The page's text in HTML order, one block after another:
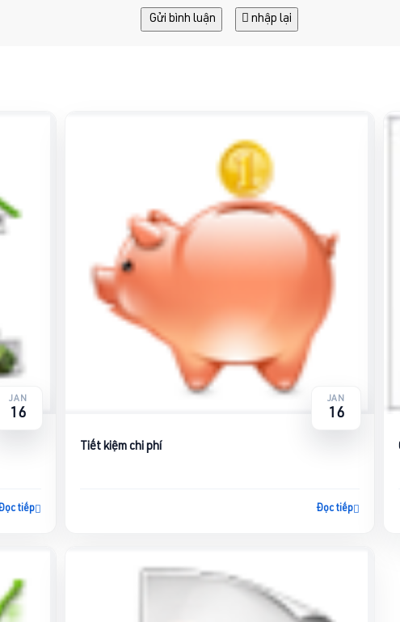
Gửi bình luận nhập lại
JAN
16
tiếp
JAN
16
Tiết kiệm chi phí
Đọc tiếp